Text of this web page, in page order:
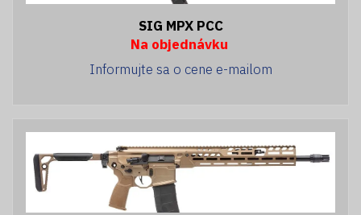
SIG MPX PCC
Na objednávku
Informujte sa o cene e-mailom